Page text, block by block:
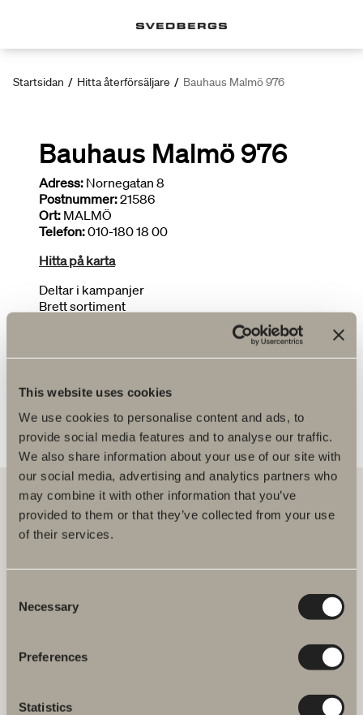
This website uses cookies
We use cookies to personalise content and ads, to
provide social media features and to analyse our traffic.
We also share information about your use of our site with
our social media, advertising and analytics partners who
may combine it with other information that you’ve
provided to them or that they’ve collected from your use
of their services.
Selection
Necessary
Preferences
Statistics
Startsidan / Hitta återförsäljare / Bauhaus Malmö 976
Bauhaus Malmö 976
Adress: Nornegatan 8
Postnummer:21586
Ort: MALMÖ
Telefon:010-180 18 00
Hitta på karta
Deltar i kampanjer
Brett sortiment
FLER ÅTERFÖRSÄLJARE
Hos oss hittar du allt för hela badrummet. Från badrumsmöbler,
Verkstadsvägen 1
Svedbergs kundservice.